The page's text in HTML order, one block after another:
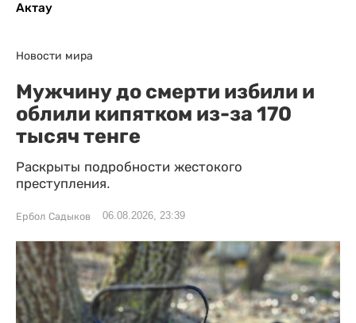
Актау
Новости мира
Мужчину до смерти избили и
облили кипятком из-за 170
тысяч тенге
Раскрыты подробности жестокого
преступления.
Ербол Садыков 06.08.2026, 23:39